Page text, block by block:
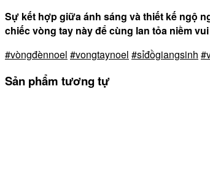
Sự kết hợp giữa ánh sáng và thiết kế ngộ
chiếc vòng tay này để cùng lan tỏa niềm
#vòngđènnoel #vongtaynoel #sỉđồgiangsinh
Sản phẩm tương tự